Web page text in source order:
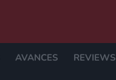
AVANCES REVIEWS